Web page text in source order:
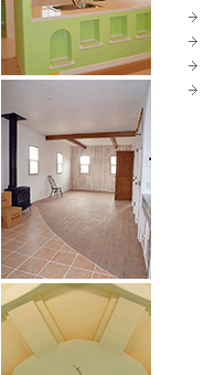
ポップな色合い◎
内装漆喰仕上げ